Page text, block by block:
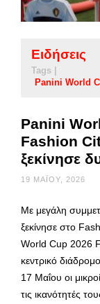
Ειδήσεις
Tags |
Panini World
Panini
Fashion
ξεκίνησε
19 ΜΑΪ́ΟΥ, 2026
Με μεγάλη
ξεκίνησε στο
World Cup 2026
κεντρικό
17 Μαΐου οι
τις ικανότητές